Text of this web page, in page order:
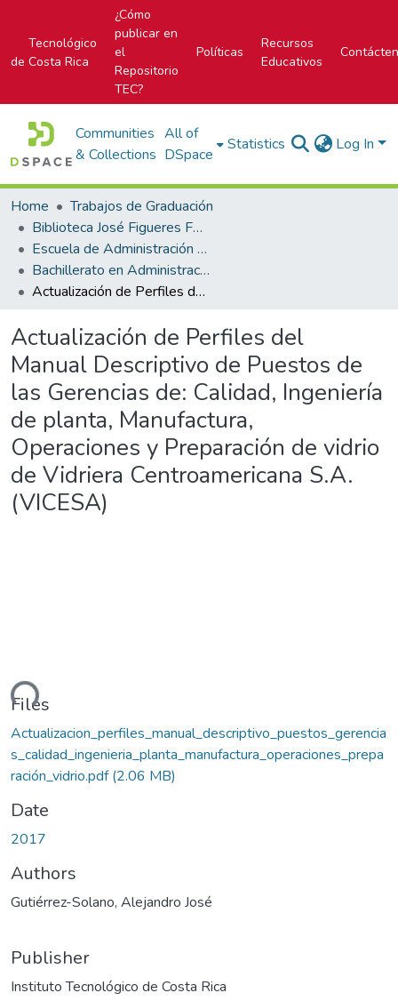
Tecnológico
de Costa Rica
¿Cómo
publicar en
el
Repositorio
TEC?
Políticas
Recursos
Educativos
Communities
& Collections
All of
DSpace
Statistics Log In
Home
Trabajos de Graduación
Biblioteca José Figueres Ferrer
Escuela de Administración de Empresas
Bachillerato en Administración de Empresas
Actualización de Perfiles del Manual Descriptivo de Puestos de las Gerencias de: Calidad, Ingeniería de planta, Manufactura, Operaciones y Preparación de vidrio de Vidriera Centroamericana S.A. (VICESA)
Actualización de Perfiles del
Manual Descriptivo de Puestos de
las Gerencias de: Calidad, Ingeniería
de planta, Manufactura,
Operaciones y Preparación de vidrio
de Vidriera Centroamericana S.A.
(VICESA)
Files
Actualizacion_perfiles_manual_descriptivo_puestos_gerencia
s_calidad_ingenieria_planta_manufactura_operaciones_prepa
ración_vidrio.pdf(2.06 MB)
Date
2017
Authors
Gutiérrez-Solano, Alejandro José
Publisher
Instituto Tecnológico de Costa Rica